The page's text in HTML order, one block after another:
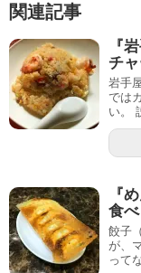
関連記事
『
チ
岩手
では
い。
『
食
餃子
が、
って